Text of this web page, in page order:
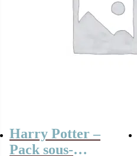
Harry Potter –
Pack sous-